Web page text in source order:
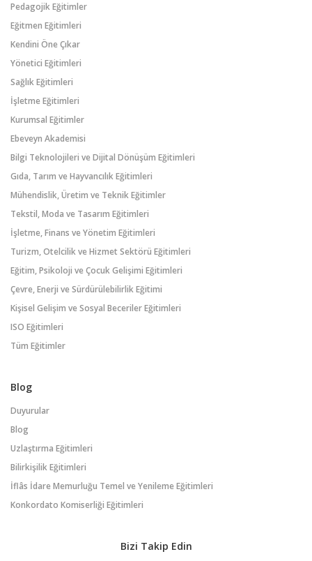
Pedagojik Eğitimler
Eğitmen Eğitimleri
Kendini Öne Çıkar
Yönetici Eğitimleri
Sağlık Eğitimleri
İşletme Eğitimleri
Kurumsal Eğitimler
Ebeveyn Akademisi
Bilgi Teknolojileri ve Dijital Dönüşüm Eğitimleri
Gıda, Tarım ve Hayvancılık Eğitimleri
Mühendislik, Üretim ve Teknik Eğitimler
Tekstil, Moda ve Tasarım Eğitimleri
İşletme, Finans ve Yönetim Eğitimleri
Turizm, Otelcilik ve Hizmet Sektörü Eğitimleri
Eğitim, Psikoloji ve Çocuk Gelişimi Eğitimleri
Çevre, Enerji ve Sürdürülebilirlik Eğitimi
Kişisel Gelişim ve Sosyal Beceriler Eğitimleri
ISO Eğitimleri
Tüm Eğitimler
Blog
Duyurular
Blog
Uzlaştırma Eğitimleri
Bilirkişilik Eğitimleri
İflâs İdare Memurluğu Temel ve Yenileme Eğitimleri
Konkordato Komiserliği Eğitimleri
Bizi Takip Edin